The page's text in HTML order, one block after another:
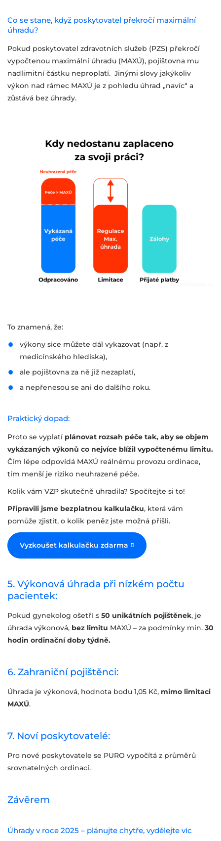
Co se stane, když poskytovatel překročí maximální
úhradu?
Pokud poskytovatel zdravotních služeb (PZS) překročí
vypočtenou maximální úhradu (MAXÚ), pojišťovna mu
nadlimitní částku neproplatí. Jinými slovy jakýkoliv
výkon nad rámec MAXÚ je z pohledu úhrad „navíc“ a
zůstává bez úhrady.
To znamená, že:
výkony sice můžete dál vykazovat (např. z
medicínského hlediska),
ale pojišťovna za ně již nezaplatí,
a nepřenesou se ani do dalšího roku.
Praktický dopad:
Proto se vyplatí plánovat rozsah péče tak, aby se objem
vykázaných výkonů co nejvíce blížil vypočtenému limitu.
Čím lépe odpovídá MAXÚ reálnému provozu ordinace,
tím menší je riziko neuhrazené péče.
Kolik vám VZP skutečně uhradila? Spočítejte si to!
Připravili jsme bezplatnou kalkulačku, která vám
pomůže zjistit, o kolik peněz jste možná přišli.
Vyzkoušet kalkulačku zdarma
5. Výkonová úhrada při nízkém počtu
pacientek:
Pokud gynekolog ošetří ≤ 50 unikátních pojištěnek, je
úhrada výkonová, bez limitu MAXÚ – za podmínky min. 30
hodin ordinační doby týdně.
6. Zahraniční pojištěnci:
Úhrada je výkonová, hodnota bodu 1,05 Kč, mimo limitaci
MAXÚ.
7. Noví poskytovatelé:
Pro nové poskytovatele se PURO vypočítá z průměrů
srovnatelných ordinací.
Závěrem
Úhrady v roce 2025 – plánujte chytře, vydělejte víc